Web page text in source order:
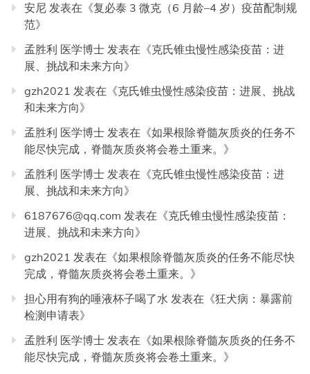
安尼 发表在《复必泰 3 微克（6 月龄–4 岁）疫苗配制规
范》
孟胜利 医学博士 发表在《克氏锥虫慢性感染疫苗：进
展、挑战和未来方向》
gzh2021 发表在《克氏锥虫慢性感染疫苗：进展、挑战
和未来方向》
孟胜利 医学博士 发表在《如果根除脊髓灰质炎的任务不
能尽快完成，脊髓灰质炎将会卷土重来。 》
孟胜利 医学博士 发表在《克氏锥虫慢性感染疫苗：进
展、挑战和未来方向》
6187676@qq.com 发表在《克氏锥虫慢性感染疫苗：
进展、挑战和未来方向》
gzh2021 发表在《如果根除脊髓灰质炎的任务不能尽快
完成，脊髓灰质炎将会卷土重来。 》
担心用有狗的唾液杯子喝了水 发表在《狂犬病：暴露前
检测申请表》
孟胜利 医学博士 发表在《如果根除脊髓灰质炎的任务不
能尽快完成，脊髓灰质炎将会卷土重来。 》